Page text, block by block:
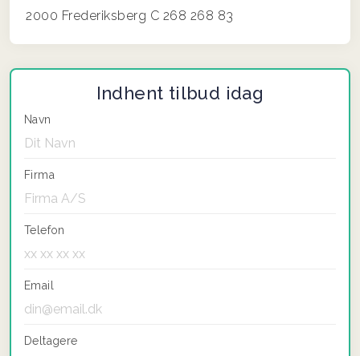
2000 Frederiksberg C 268 268 83
Indhent tilbud idag
Navn
Firma
Telefon
Email
Deltagere